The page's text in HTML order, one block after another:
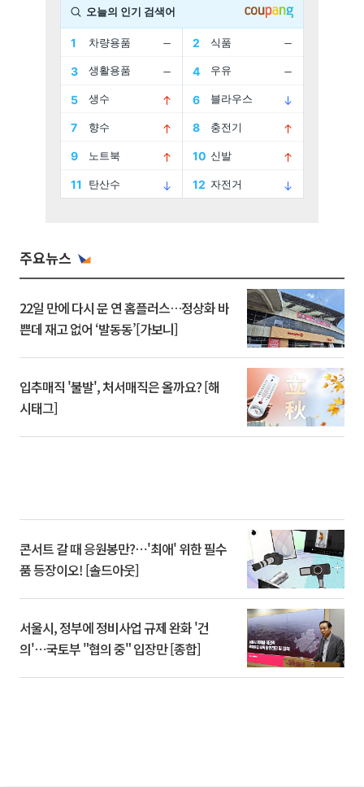
주요뉴스
22일 만에 다시 문 연 홈플러스…정상화 바
쁜데 재고 없어 ‘발동동’[가보니]
입추매직 '불발', 처서매직은 올까요? [해
시태그]
콘서트 갈 때 응원봉만?⋯'최애' 위한 필수
품 등장이오! [솔드아웃]
서울시, 정부에 정비사업 규제 완화 '건
의'⋯국토부 "협의 중" 입장만 [종합]